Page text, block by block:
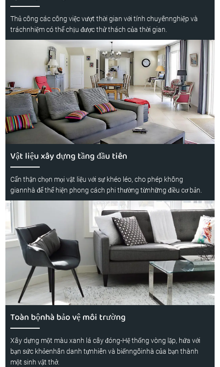
Thủ công các công việc vượt thời gian với tính chuyênnghiệp và
tráchnhiệm có thể chịu được thử thách của thời gian.
Vật liệu xây dựng tầng đầu tiên
Cẩn thận chọn mọi vật liệu với sự khéo léo, cho phép không
giannhà để thể hiện phong cách phi thường từnhững điều cơ bản.
Toàn bộnhà bảo vệ môi trường
Xây dựng một màu xanh lá cây đóng-Hệ thống vòng lặp, hứa với
bạn sức khỏenhân danh tựnhiên và biếnngôinhà của bạn thành
một sinh vật thở.